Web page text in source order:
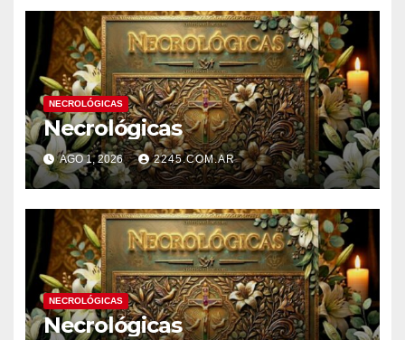
NECROLÓGICAS
Necrológicas
AGO 1, 2026 2245.COM.AR
NECROLÓGICAS
Necrológicas